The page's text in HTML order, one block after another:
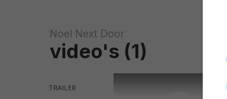
Noel Next Door
video's (1)
TRAILER